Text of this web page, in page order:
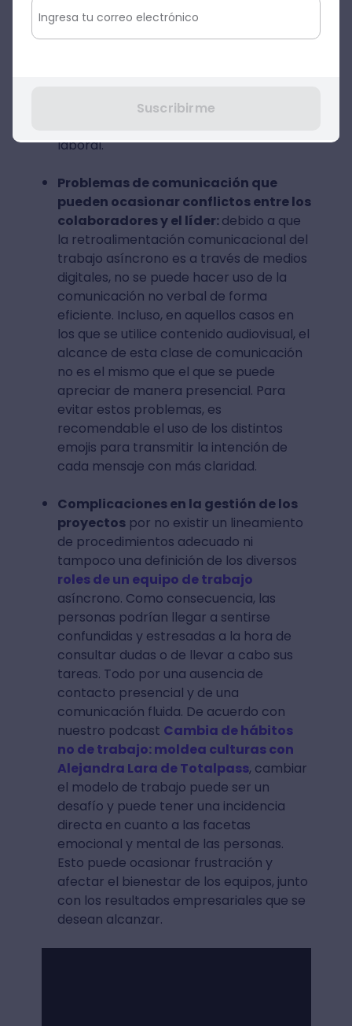
asincrónico está vinculada con el
combinarlos armónicamente con el
laboral.
Problemas de comunicación que
pueden ocasionar conflictos entre los
colaboradores y el líder:debido a que
la retroalimentación comunicacional del
trabajo asíncrono es a través de medios
digitales, no se puede hacer uso de la
comunicación no verbal de forma
eficiente. Incluso, en aquellos casos en
los que se utilice contenido audiovisual, el
alcance de esta clase de comunicación
no es el mismo que el que se puede
apreciar de manera presencial. Para
evitar estos problemas, es
recomendable el uso de los distintos
emojis para transmitir la intención de
cada mensaje con más claridad.
Complicaciones en la gestión de los
proyectospor no existir un lineamiento
de procedimientos adecuado ni
tampoco una definición de los diversos
roles de un equipo de trabajo
asíncrono. Como consecuencia, las
personas podrían llegar a sentirse
confundidas y estresadas a la hora de
consultar dudas o de llevar a cabo sus
tareas. Todo por una ausencia de
contacto presencial y de una
comunicación fluida. De acuerdo con
nuestro podcast Cambia de hábitos
no de trabajo: moldea culturas con
Alejandra Lara de Totalpass, cambiar
el modelo de trabajo puede ser un
desafío y puede tener una incidencia
directa en cuanto a las facetas
emocional y mental de las personas.
Esto puede ocasionar frustración y
afectar el bienestar de los equipos, junto
con los resultados empresariales que se
desean alcanzar.
Suscribirme